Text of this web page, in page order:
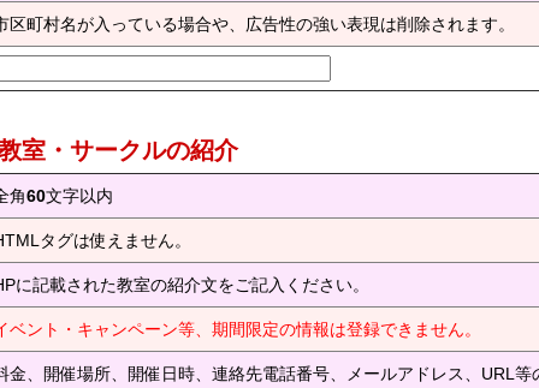
区町村名が入っている場合や、広告性の強い表現は削除されます。
室・サークルの紹介
角60文字以内
タグは使えません。
に記載された教室の紹介文をご記入ください。
ベント・キャンペーン等、期間限定の情報は登録できません。
金、開催場所、開催日時、連絡先電話番号、メールアドレス、URL等